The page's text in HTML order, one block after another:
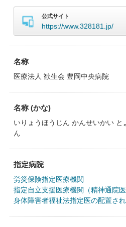
公式サイト
https://www.328181.jp/
名称
医療法人 歓生会 豊岡中央病院
名称 (かな)
いりょうほうじん かんせいかい
ん
指定病院
労災保険指定医療機関
指定自立支援医療機関（精神通院医
身体障害者福祉法指定医の配置さ